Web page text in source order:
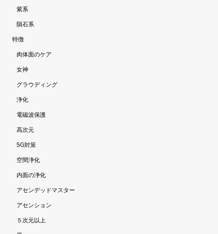
紫系
隕石系
特徴
肉体面のケア
女神
グラウディング
浄化
電磁波保護
高次元
5G対策
空間浄化
内面の浄化
アセンデッドマスター
アセンション
５次元以上